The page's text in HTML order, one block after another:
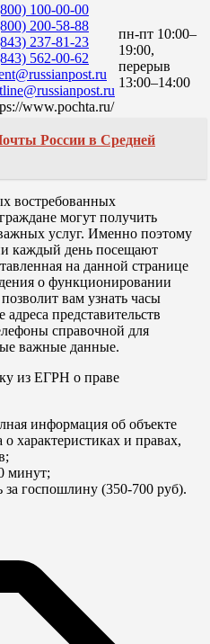
100-00-00
200-58-88
237-81-23
562-00-62
www.pochta.ru/
пн-пт 10:00–
19:00,
перерыв
13:00–14:00
России в Средней
востребованных
могут получить
услуг. Именно поэтому
каждый день посещают
на данной странице
о функционировании
вам узнать часы
представительств
справочной для
важные данные.
из ЕГРН о праве
информация об объекте
характеристиках и правах,
минут;
за госпошлину (350-700 руб).